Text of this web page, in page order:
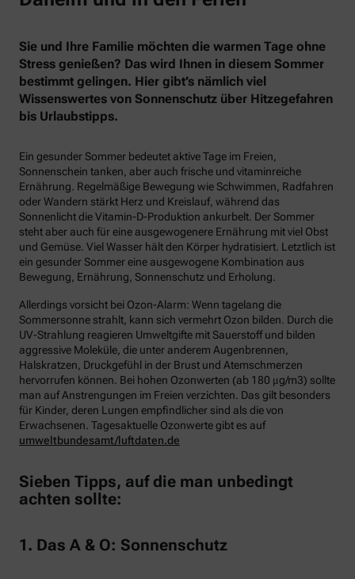
Sie und Ihre Familie möchten die warmen Tage ohne
Stress genießen? Das wird Ihnen in diesem Sommer
bestimmt gelingen. Hier gibt’s nämlich viel
Wissenswertes von Sonnenschutz über Hitzegefahren
bis Urlaubstipps.
Ein gesunder Sommer bedeutet aktive Tage im Freien,
Sonnenschein tanken, aber auch frische und vitaminreiche
Ernährung. Regelmäßige Bewegung wie Schwimmen, Radfahren
oder Wandern stärkt Herz und Kreislauf, während das
Sonnenlicht die Vitamin-D-Produktion ankurbelt. Der Sommer
steht aber auch für eine ausgewogenere Ernährung mit viel Obst
und Gemüse. Viel Wasser hält den Körper hydratisiert. Letztlich ist
ein gesunder Sommer eine ausgewogene Kombination aus
Bewegung, Ernährung, Sonnenschutz und Erholung.
Allerdings vorsicht bei Ozon-Alarm: Wenn tagelang die
Sommersonne strahlt, kann sich vermehrt Ozon bilden. Durch die
UV-Strahlung reagieren Umweltgifte mit Sauerstoff und bilden
aggressive Moleküle, die unter anderem Augenbrennen,
Halskratzen, Druckgefühl in der Brust und Atemschmerzen
hervorrufen können. Bei hohen Ozonwerten (ab 180 μg/m3) sollte
man auf Anstrengungen im Freien verzichten. Das gilt besonders
für Kinder, deren Lungen empfindlicher sind als die von
Erwachsenen. Tagesaktuelle Ozonwerte gibt es auf
umweltbundesamt/luftdaten.de
Sieben Tipps, auf die man unbedingt
achten sollte:
1. Das A & O: Sonnenschutz